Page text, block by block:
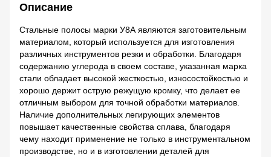
Описание
Стальные полосы марки У8А являются заготовительным
материалом, который используется для изготовления
различных инструментов резки и обработки. Благодаря
содержанию углерода в своем составе, указанная марка
стали обладает высокой жесткостью, износостойкостью и
хорошо держит острую режущую кромку, что делает ее
отличным выбором для точной обработки материалов.
Наличие дополнительных легирующих элементов
повышает качественные свойства сплава, благодаря
чему находит применение не только в инструментальном
производстве, но и в изготовлении деталей для